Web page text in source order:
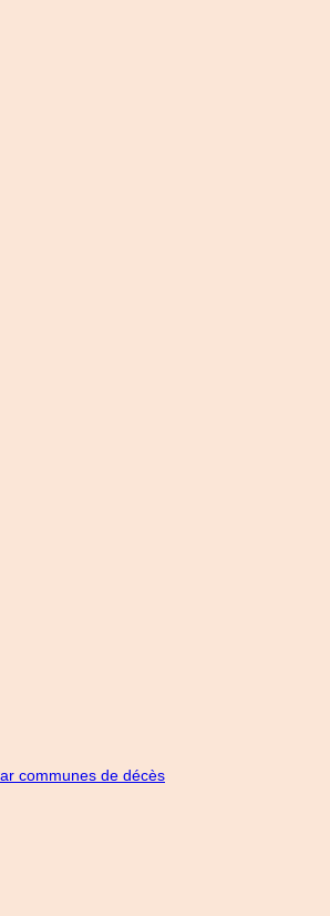
communes de décès